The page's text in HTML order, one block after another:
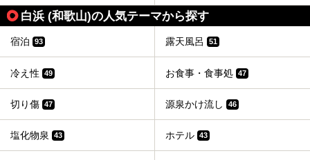
白浜 (和歌山)の人気テーマから探す
宿泊 93 露天風呂 51
冷え性 49 お食事・食事処 47
切り傷 47 源泉かけ流し 46
塩化物泉 43 ホテル 43